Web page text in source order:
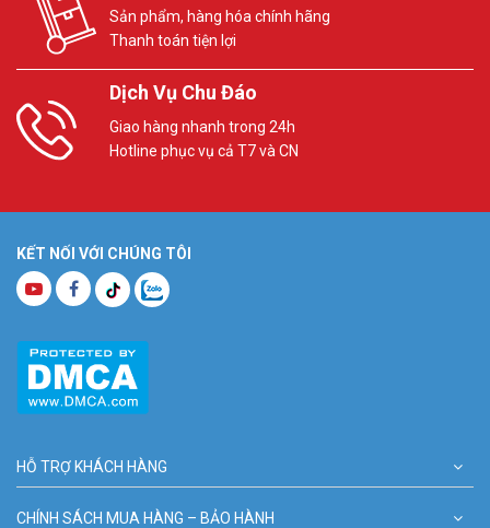
Sản phẩm, hàng hóa chính hãng
Thanh toán tiện lợi
Dịch Vụ Chu Đáo
Giao hàng nhanh trong 24h
Hotline phục vụ cả T7 và CN
KẾT NỐI VỚI CHÚNG TÔI
HỖ TRỢ KHÁCH HÀNG
CHÍNH SÁCH MUA HÀNG – BẢO HÀNH